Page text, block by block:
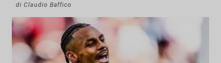
di Claudio Baffico